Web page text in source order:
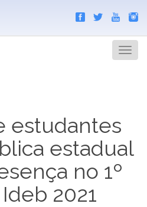
Menu
estudantes
estadual
no 1º
2021